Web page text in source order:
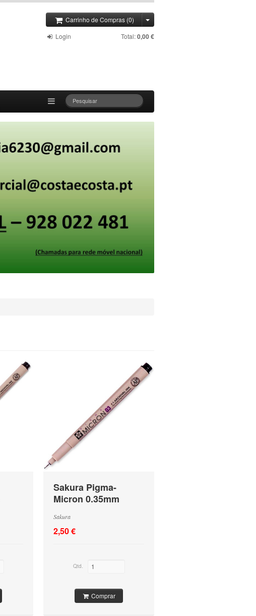
Carrinho de Compras (0)
Login
Total:0,00 €
Sakura Pigma-
Micron 0.35mm
Sakura
2,50 €
Qtd.
Comprar